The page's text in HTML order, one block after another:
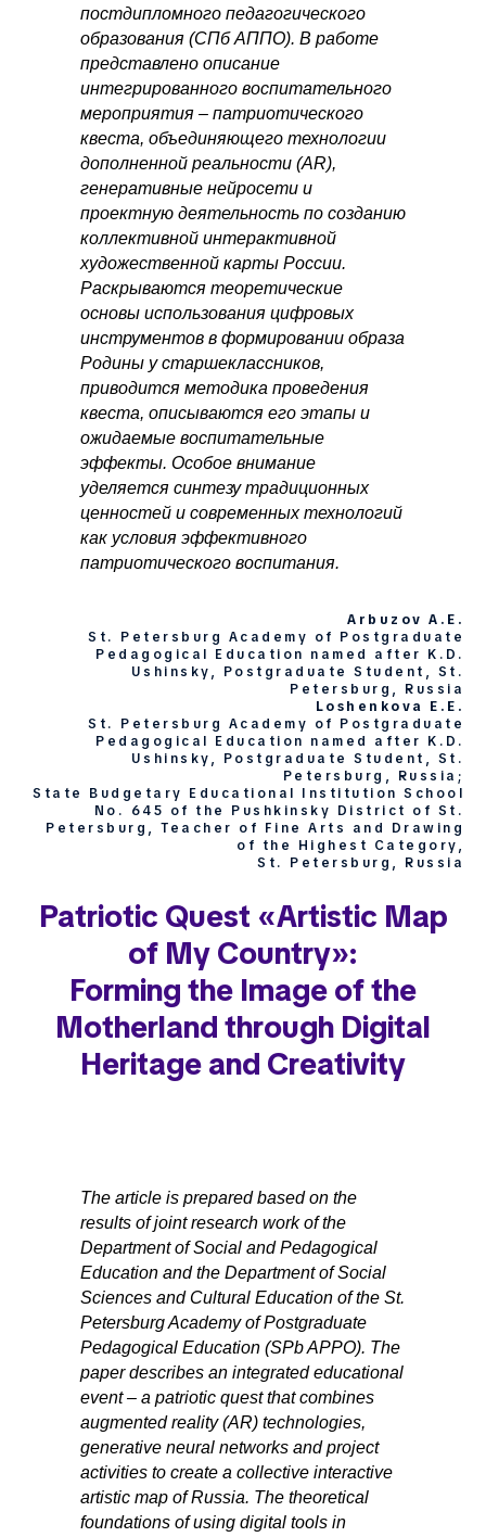
постдипломного педагогического
образования (СПб АППО). В работе
представлено описание
интегрированного воспитательного
мероприятия – патриотического
квеста, объединяющего технологии
дополненной реальности (AR),
генеративные нейросети и
проектную деятельность по созданию
коллективной интерактивной
художественной карты России.
Раскрываются теоретические
основы использования цифровых
инструментов в формировании образа
Родины у старшеклассников,
приводится методика проведения
квеста, описываются его этапы и
ожидаемые воспитательные
эффекты. Особое внимание
уделяется синтезу традиционных
ценностей и современных технологий
как условия эффективного
патриотического воспитания.
Arbuzov A.E.
St. Petersburg Academy of Postgraduate
Pedagogical Education named after K.D.
Ushinsky, Postgraduate Student, St.
Petersburg, Russia
Loshenkova E.E.
St. Petersburg Academy of Postgraduate
Pedagogical Education named after K.D.
Ushinsky, Postgraduate Student, St.
Petersburg, Russia;
State Budgetary Educational Institution School
No. 645 of the Pushkinsky District of St.
Petersburg, Teacher of Fine Arts and Drawing
of the Highest Category,
St. Petersburg, Russia
Patriotic Quest «Artistic Map
of My Country»:
Forming the Image of the
Motherland through Digital
Heritage and Creativity
The article is prepared based on the
results of joint research work of the
Department of Social and Pedagogical
Education and the Department of Social
Sciences and Cultural Education of the St.
Petersburg Academy of Postgraduate
Pedagogical Education (SPb APPO). The
paper describes an integrated educational
event – a patriotic quest that combines
augmented reality (AR) technologies,
generative neural networks and project
activities to create a collective interactive
artistic map of Russia. The theoretical
foundations of using digital tools in